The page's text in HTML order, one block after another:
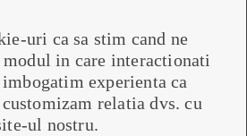
uri ca sa stim cand ne
in care interactionati
experienta ca
relatia dvs. cu
ul nostru.